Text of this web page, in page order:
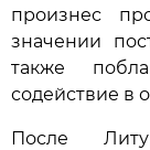
произнес
значении
также
содействие в
После